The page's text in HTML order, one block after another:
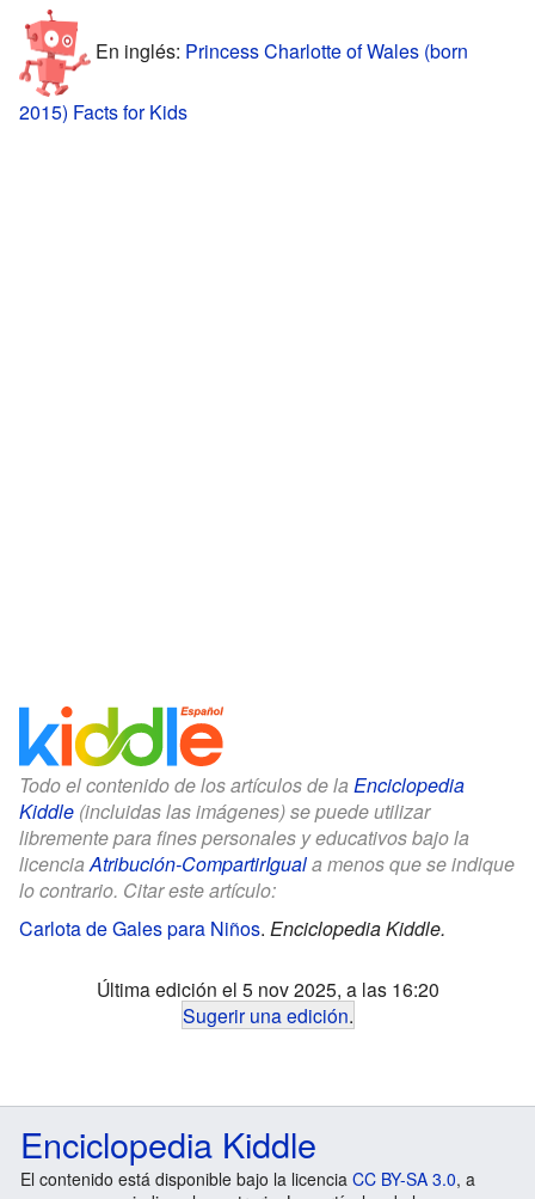
En inglés: Princess Charlotte of Wales (born
2015) Facts for Kids
Todo el contenido de los artículos de la Enciclopedia
Kiddle (incluidas las imágenes) se puede utilizar
libremente para fines personales y educativos bajo la
licenciaAtribución-CompartirIguala menos que se indique
lo contrario. Citar este artículo:
Carlota de Gales para Niños. Enciclopedia Kiddle.
Última edición el 5 nov 2025, a las 16:20
Sugerir una edición.
Enciclopedia Kiddle
El contenido está disponible bajo la licencia CC BY-SA 3.0, a